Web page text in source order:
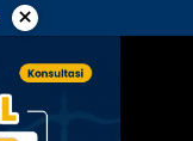
×